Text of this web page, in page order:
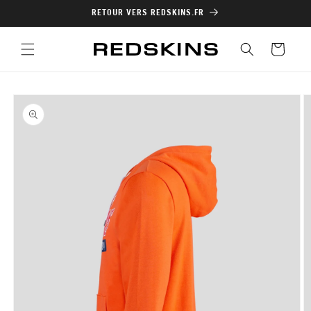
au
contenu
RETOUR VERS REDSKINS.FR
Panier
Passer aux
informations
produits